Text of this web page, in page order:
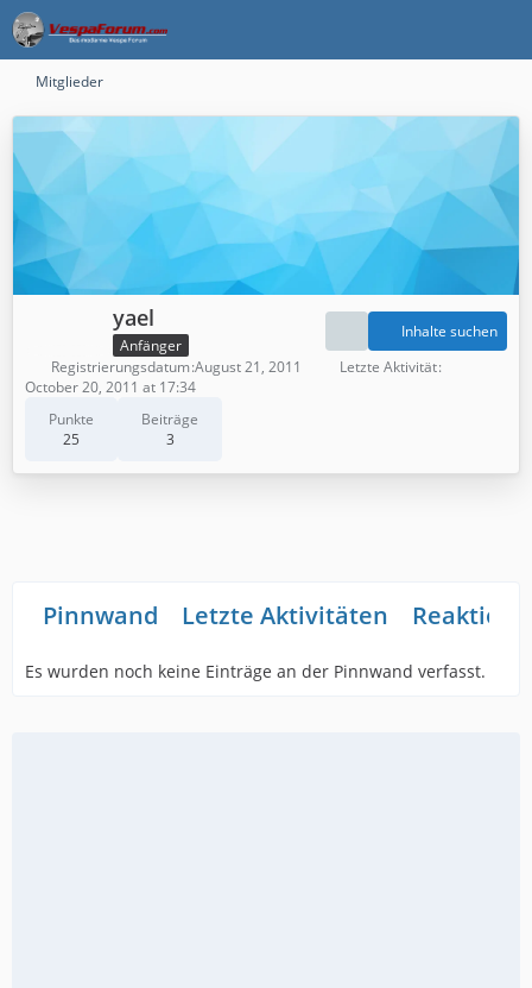
Mitglieder
yael
Anfänger
Punkte
25
Beiträge
3
Inhalte suchen
Registrierungsdatum August 21, 2011
Letzte Aktivität
October 20, 2011 at 17:34
Pinnwand Letzte Aktivitäten
Es wurden noch keine Einträge an der Pinnwand verfasst.